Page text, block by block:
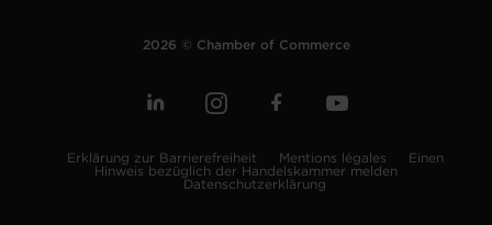
2026 © Chamber of Commerce
Erklärung zur Barrierefreiheit Mentions légales
Einen
Hinweis bezüglich der Handelskammer melden
Datenschutzerklärung